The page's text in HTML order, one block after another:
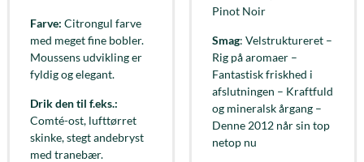
Farve: Citrongul farve
med meget fine bobler.
Moussens udvikling er
fyldig og elegant.
Drik den til f.eks.:
Comté-ost, lufttørret
skinke, stegt andebryst
med tranebær.
Pinot Noir
Smag: Velstruktureret –
Rig på aromaer –
Fantastisk friskhed i
afslutningen – Kraftfuld
og mineralsk årgang –
Denne 2012 når sin top
netop nu